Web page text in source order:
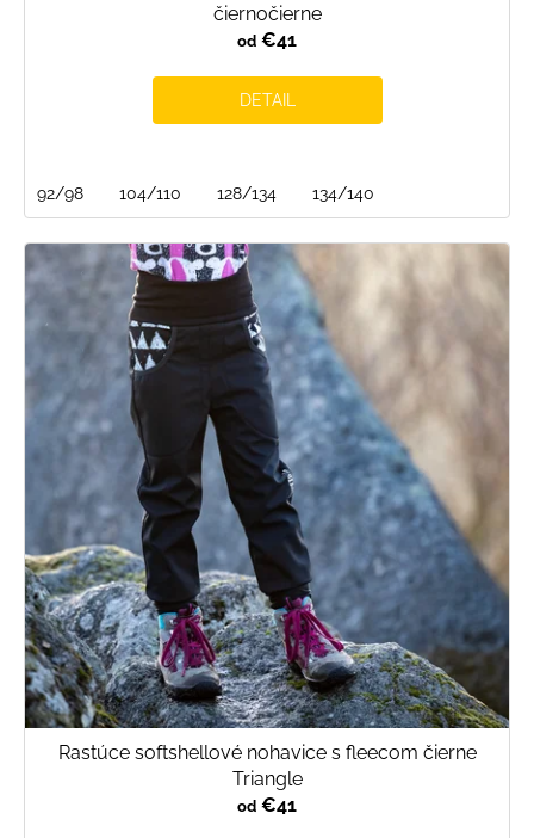
čiernočierne
od €41
DETAIL
92/98 104/110 128/134 134/140
Rastúce softshellové nohavice s fleecom čierne
Triangle
od €41